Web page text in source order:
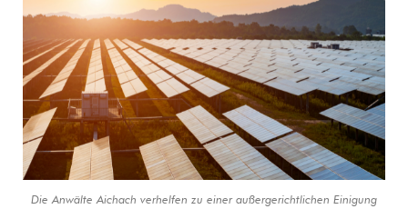
Die Anwälte Aichach verhelfen zu einer außergerichtlichen Einigung